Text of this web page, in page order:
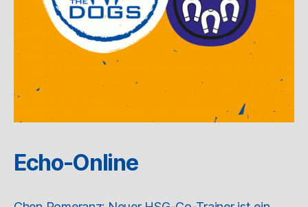
Echo-Online